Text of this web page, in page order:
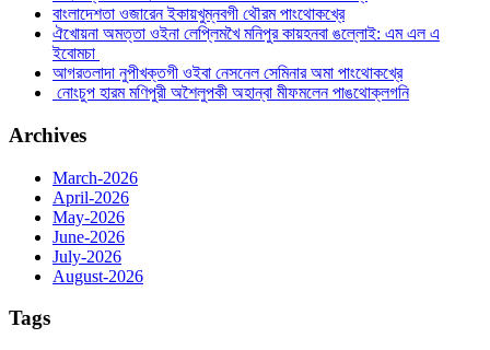
বাংলাদেশতা ওজারেন ইকায়খুম্নবগী থৌরম পাংথোকখ্রে
ঐখোয়না অমত্তা ওইনা লেপ্লিমখৈ মনিপুর কায়হনবা ঙল্লোই: এম এল এ
ইবোমচা
আগরতলাদা নুপীখক্তগী ওইবা নেসনেল সেমিনার অমা পাংথোকখ্রে
নোংচুপ হারম মণিপুরী অশৈলুপকী অহান্বা মীফমলেন পাঙথোক্লগনি
Archives
March-2026
April-2026
May-2026
June-2026
July-2026
August-2026
Tags